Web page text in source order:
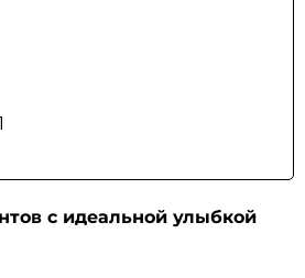
с идеальной улыбкой